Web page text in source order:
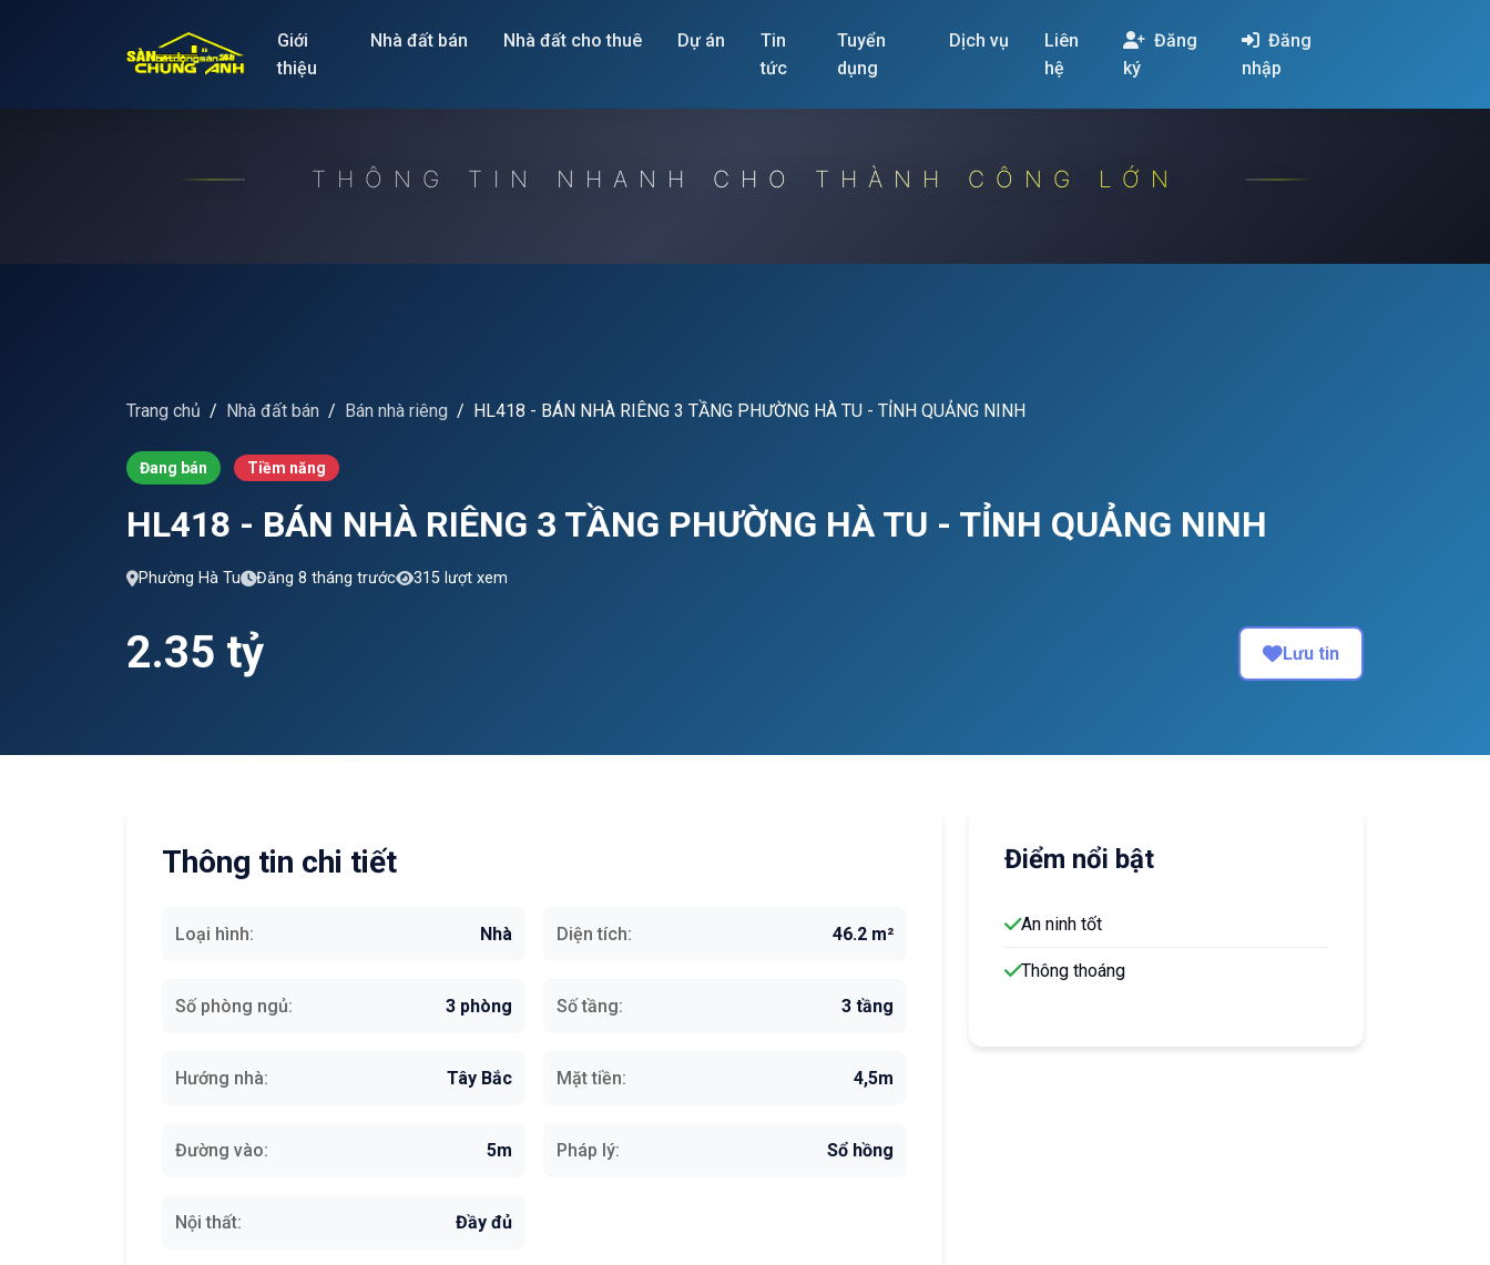
Giới
thiệu
Nhà đất bán Nhà đất cho thuê Dự án
Tin
tức
Tuyển
dụng
Dịch vụ
Liên
hệ
Đăng
ký
Đăng
nhập
THÔNG TIN NHANH CHO THÀNH CÔNG LỚN
Trang chủ Nhà đất bán Bán nhà riêng HL418 - BÁN NHÀ RIÊNG 3 TẦNG PHƯỜNG HÀ TU - TỈNH QUẢNG NINH
Đang bán Tiềm năng
HL418 - BÁN NHÀ RIÊNG 3 TẦNG PHƯỜNG HÀ TU - TỈNH QUẢNG NINH
Phường Hà Tu Đăng 8 tháng trước 315 lượt xem
2.35 tỷ Lưu tin
Thông tin chi tiết
Loại hình: Nhà Diện tích: 46.2 m²
Số phòng ngủ: 3 phòng Số tầng: 3 tầng
Hướng nhà: Tây Bắc Mặt tiền: 4,5m
Đường vào: 5m Pháp lý: Sổ hồng
Nội thất: Đầy đủ
Điểm nổi bật
An ninh tốt
Thông thoáng